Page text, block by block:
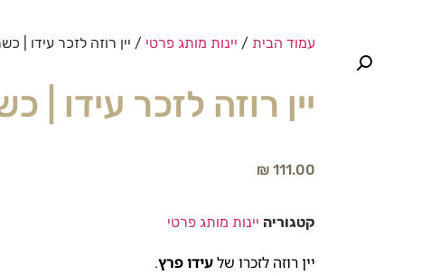
עמוד הבית / יינות מותג פרטי / יין רוזה לזכר עידו |
יין רוזה לזכר עידו |
₪ 111.00
קטגוריה יינות מותג פרטי
יין רוזה לזכרו שלעידו פרץ.